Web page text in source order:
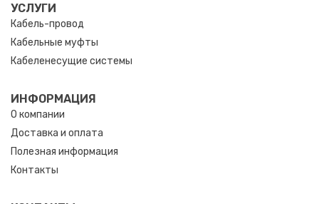
УСЛУГИ
Кабель-провод
Кабельные муфты
Кабеленесущие системы
ИНФОРМАЦИЯ
О компании
Доставка и оплата
Полезная информация
Контакты